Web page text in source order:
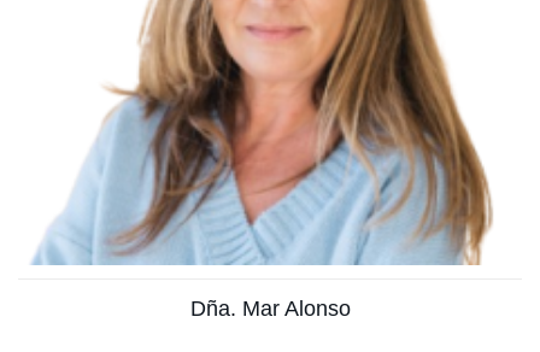
Ver más
Dña. Mar Alonso